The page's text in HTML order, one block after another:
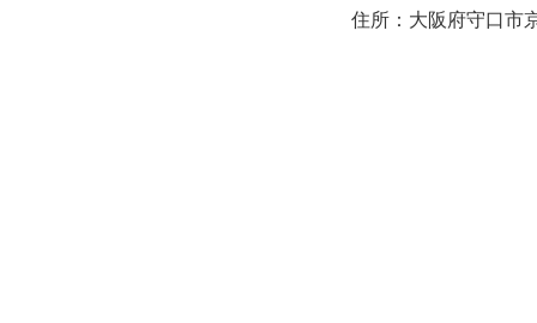
住所：大阪府守口市